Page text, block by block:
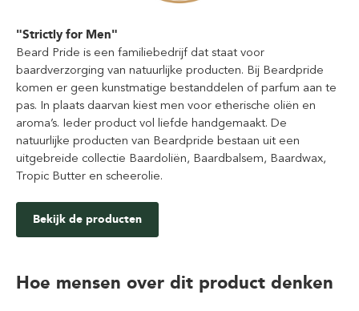
"Strictly for Men"
Beard Pride is een familiebedrijf dat staat voor
baardverzorging van natuurlijke producten. Bij Beardpride
komen er geen kunstmatige bestanddelen of parfum aan te
pas. In plaats daarvan kiest men voor etherische oliën en
aroma’s. Ieder product vol liefde handgemaakt. De
natuurlijke producten van Beardpride bestaan uit een
uitgebreide collectie Baardoliën, Baardbalsem, Baardwax,
Tropic Butter en scheerolie.
Bekijk de producten
Hoe mensen over dit product denken